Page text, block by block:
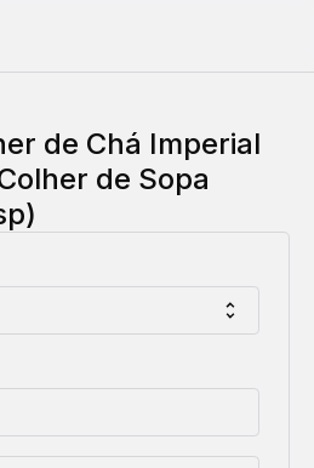
de Chá Imperial
de Sopa